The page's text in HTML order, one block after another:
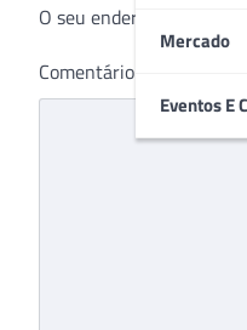
Mercado
Eventos E
O seu endereço de e-
Comentário